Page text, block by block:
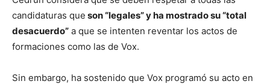
candidaturas que son “legales” y ha mostrado su “total
desacuerdo” a que se intenten reventar los actos de
formaciones como las de Vox.
Sin embargo, ha sostenido que Vox programó su acto en